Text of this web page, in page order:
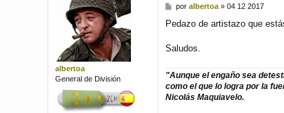
albertoa
General de División
M
n
a
poralbertoa »04 12 2017
Pedazo de artistazo que
Saludos.
"Aunque el engaño sea
como el que lo logra por la
Nicolás Maquiavelo.